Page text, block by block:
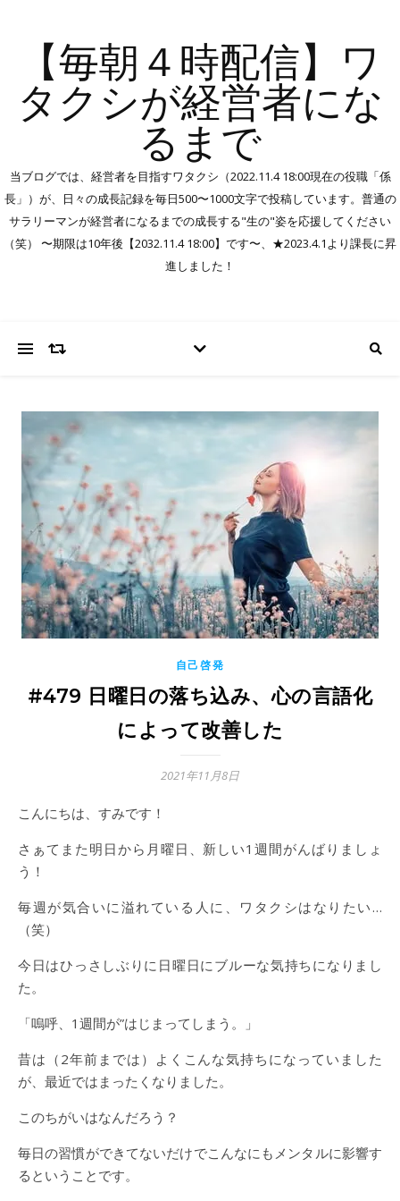
【毎朝４時配信】ワ
タクシが経営者にな
るまで
当ブログでは、経営者を目指すワタクシ（2022.11.4 18:00現在の役職「係
長」）が、日々の成長記録を毎日500〜1000文字で投稿しています。普通の
サラリーマンが経営者になるまでの成長する"生の"姿を応援してください
（笑） 〜期限は10年後【2032.11.4 18:00】です〜、★2023.4.1より課長に昇
進しました！
自己啓発
#479 日曜日の落ち込み、心の言語化
によって改善した
2021年11月8日
こんにちは、すみです！
さぁてまた明日から月曜日、新しい1週間がんばりましょ
う！
毎週が気合いに溢れている人に、ワタクシはなりたい…
（笑）
今日はひっさしぶりに日曜日にブルーな気持ちになりまし
た。
「嗚呼、1週間が”はじまってしまう。」
昔は（2年前までは）よくこんな気持ちになっていました
が、最近ではまったくなりました。
このちがいはなんだろう？
毎日の習慣ができてないだけでこんなにもメンタルに影響す
るということです。